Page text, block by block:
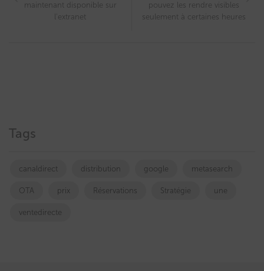
maintenant disponible sur
l’extranet
pouvez les rendre visibles
seulement à certaines heures
Tags
canaldirect distribution google metasearch
OTA prix Réservations Stratégie une
ventedirecte